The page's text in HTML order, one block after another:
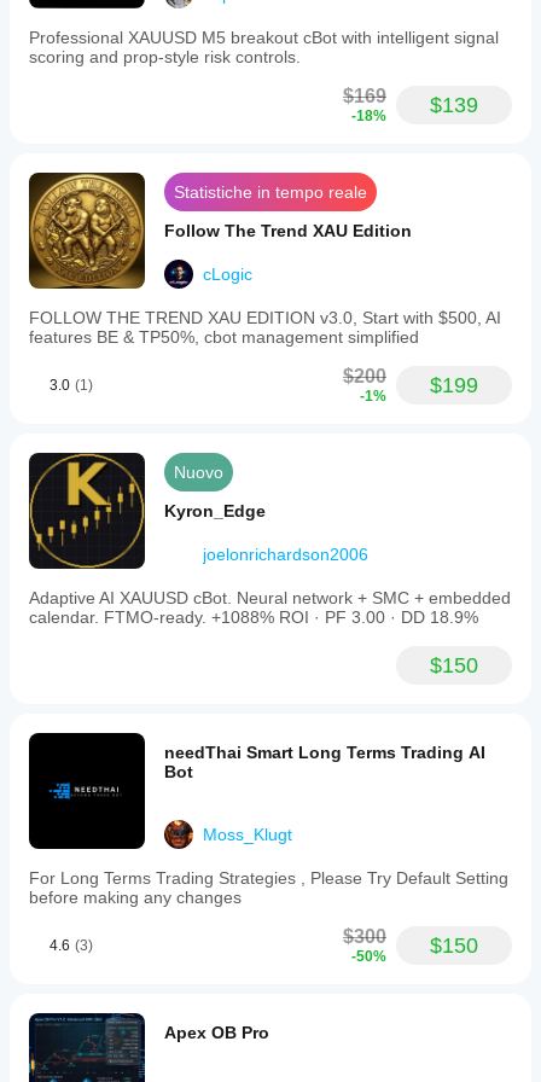
tuo cBot sui
dati storici di
cBot con i
parametri
predefiniti o
utilizzare il
file
evidenzia le
stesse
performance
performance
possono
variare a
seconda
delle
condizioni
degli spread
e della
esecuzione.
ambiente ti
aiuterà a
capire come
comporterà
quando
contesti
reali.
Professional XAUUSD M5 breakout cBot with intelligent signal
scoring and prop-style risk controls.
$169
-18% $139
Statistiche in tempo reale
Follow The Trend XAU Edition
cLogic
FOLLOW THE TREND XAU EDITION v3.0, Start with $500, AI
features BE & TP50%, cbot management simplified
3.0 (1) $200
-1% $199
Nuovo
Kyron_Edge
joelonrichardson2006
Adaptive AI XAUUSD cBot. Neural network + SMC + embedded
calendar. FTMO-ready. +1088% ROI · PF 3.00 · DD 18.9%
$150
needThai Smart Long Terms Trading AI
Bot
Moss_Klugt
For Long Terms Trading Strategies , Please Try Default Setting
before making any changes
4.6 (3) $300
-50% $150
Apex OB Pro